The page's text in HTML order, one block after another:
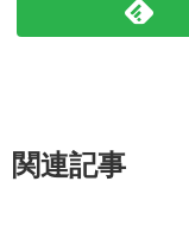
関連記事